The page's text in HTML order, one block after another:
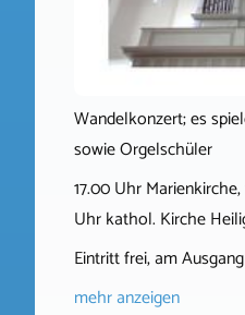
Wandelkonzert; es
sowie Orgelschüler
17.00 Uhr
Uhr kathol. Kirche
Eintritt frei, am
mehr anzeigen